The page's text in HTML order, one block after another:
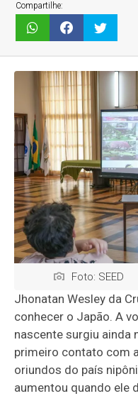
Compartilhe:
Foto: SEED
Jhonatan Wesley da
conhecer o Japão. A
nascente surgiu ainda
primeiro contato com
oriundos do país
aumentou quando ele